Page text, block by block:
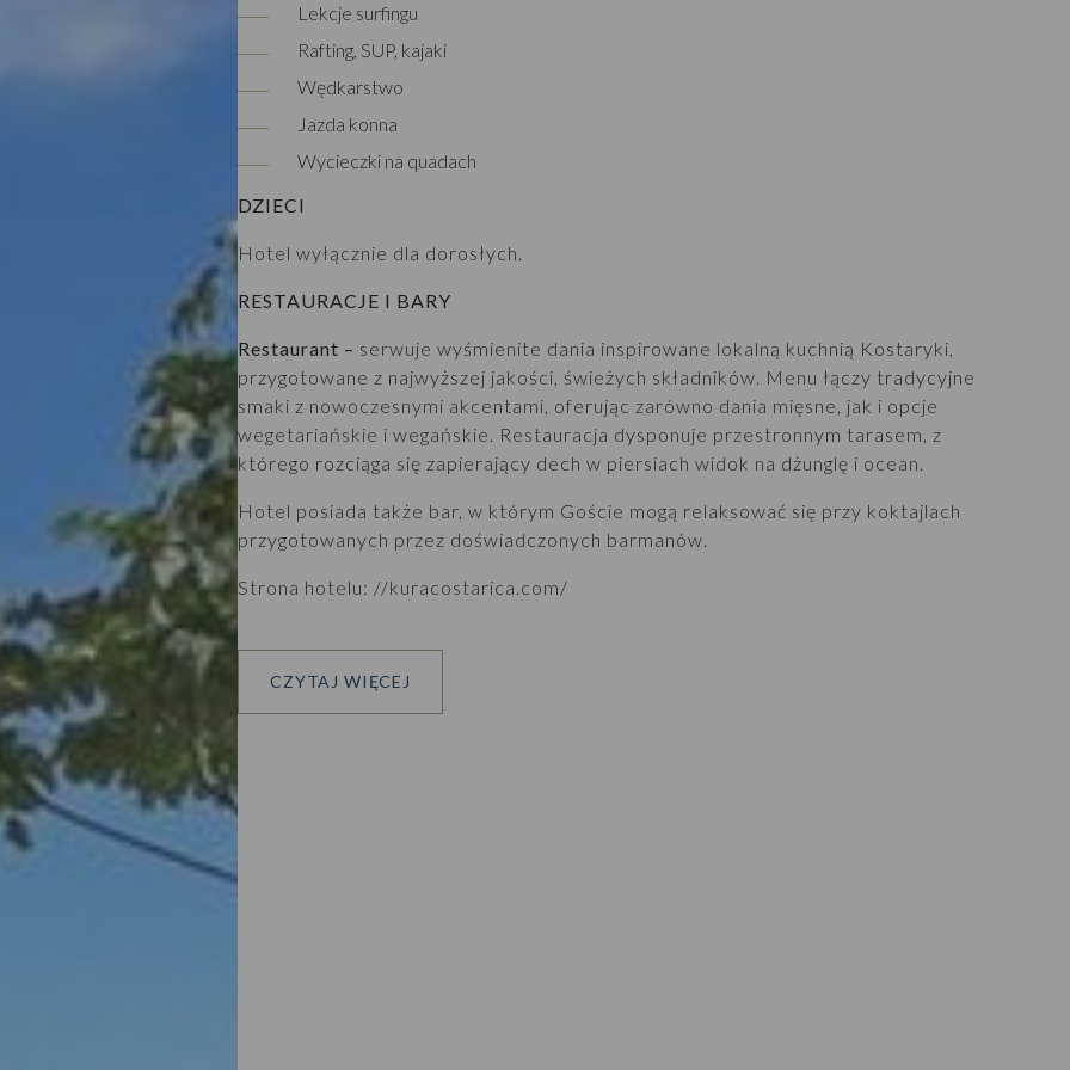
Lekcje surfingu
Rafting, SUP, kajaki
Wędkarstwo
Jazda konna
Wycieczki na quadach
DZIECI
Hotel wyłącznie dla dorosłych.
RESTAURACJE I BARY
Restaurant – serwuje wyśmienite dania inspirowane lokalną kuchnią Kostaryki,
przygotowane z najwyższej jakości, świeżych składników. Menu łączy tradycyjne
smaki z nowoczesnymi akcentami, oferując zarówno dania mięsne, jak i opcje
wegetariańskie i wegańskie. Restauracja dysponuje przestronnym tarasem, z
którego rozciąga się zapierający dech w piersiach widok na dżunglę i ocean.
Hotel posiada także bar, w którym Goście mogą relaksować się przy koktajlach
przygotowanych przez doświadczonych barmanów.
Strona hotelu: //kuracostarica.com/
CZYTAJ WIĘCEJ